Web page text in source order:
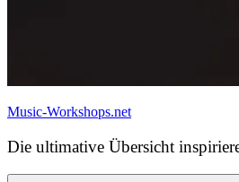
Music-Workshops.net
Die ultimative Übersicht